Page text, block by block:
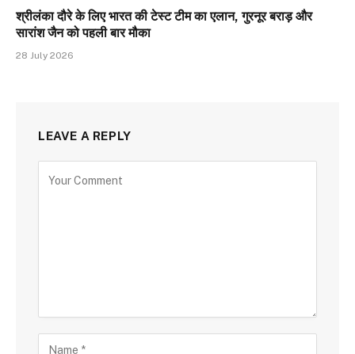
श्रीलंका दौरे के लिए भारत की टेस्ट टीम का एलान, गुरनूर बराड़ और
सारांश जैन को पहली बार मौका
28 July 2026
LEAVE A REPLY